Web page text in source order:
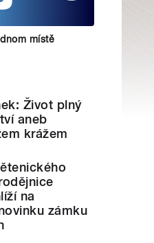
místě
Život plný
aneb
krážem
na
zámku